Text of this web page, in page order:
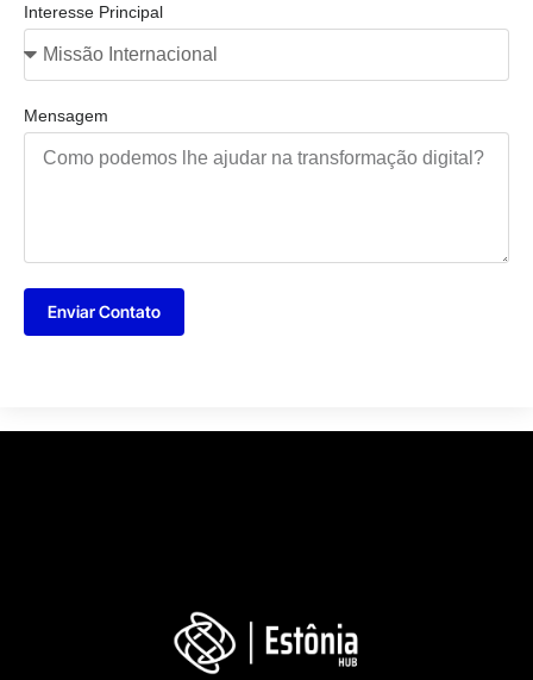
Interesse Principal
Mensagem
Enviar Contato